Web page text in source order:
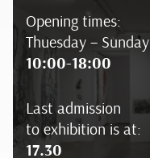
Opening times:
Thuesday – Sunday
10:00-18:00
Last admission
to exhibition is at:
17.30